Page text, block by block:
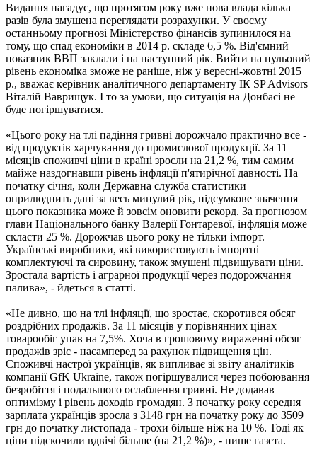
Видання нагадує, що протягом року вже нова влада кілька
разів була змушена переглядати розрахунки. У своєму
останньому прогнозі Міністерство фінансів зупинилося на
тому, що спад економіки в 2014 р. складе 6,5 %. Від'ємний
показник ВВП заклали і на наступний рік. Вийти на нульовий
рівень економіка зможе не раніше, ніж у вересні-жовтні 2015
р., вважає керівник аналітичного департаменту ІК SP Advisors
Віталій Ваврищук. І то за умови, що ситуація на Донбасі не
буде погіршуватися.
«Цього року на тлі падіння гривні дорожчало практично все -
від продуктів харчування до промислової продукції. За 11
місяців споживчі ціни в країні зросли на 21,2 %, тим самим
майже наздогнавши рівень інфляції п'ятирічної давності. На
початку січня, коли Державна служба статистики
оприлюднить дані за весь минулий рік, підсумкове значення
цього показника може й зовсім оновити рекорд. За прогнозом
глави Національного банку Валерії Гонтаревої, інфляція може
скласти 25 %. Дорожчав цього року не тільки імпорт.
Українські виробники, які використовують імпортні
комплектуючі та сировину, також змушені підвищувати ціни.
Зростала вартість і аграрної продукції через подорожчання
палива», - йдеться в статті.
«Не дивно, що на тлі інфляції, що зростає, скоротився обсяг
роздрібних продажів. За 11 місяців у порівнянних цінах
товарообіг упав на 7,5%. Хоча в грошовому вираженні обсяг
продажів зріс - насамперед за рахунок підвищення цін.
Споживчі настрої українців, як випливає зі звіту аналітиків
компанії GfK Ukraine, також погіршувалися через побоювання
безробіття і подальшого ослаблення гривні. Не додавав
оптимізму і рівень доходів громадян. З початку року середня
зарплата українців зросла з 3148 грн на початку року до 3509
грн до початку листопада - трохи більше ніж на 10 %. Тоді як
ціни підскочили вдвічі більше (на 21,2 %)», - пише газета.